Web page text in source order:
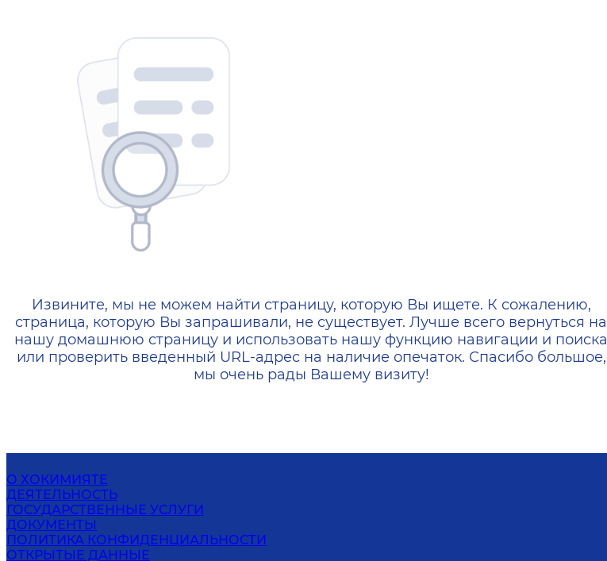
404 — Страница не найдена
Извините, мы не можем найти страницу, которую Вы ищете. К сожалению,
страница, которую Вы запрашивали, не существует. Лучше всего вернуться на
нашу домашнюю страницу и использовать нашу функцию навигации и поиска
или проверить введенный URL-адрес на наличие опечаток. Спасибо большое,
мы очень рады Вашему визиту!
О ХОКИМИЯТЕ
ДЕЯТЕЛЬНОСТЬ
ГОСУДАРСТВЕННЫЕ УСЛУГИ
ДОКУМЕНТЫ
ПОЛИТИКА КОНФИДЕНЦИАЛЬНОСТИ
ОТКРЫТЫЕ ДАННЫЕ